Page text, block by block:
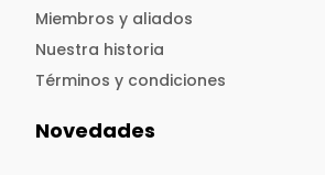
Miembros y aliados
Nuestra historia
Términos y condiciones
Novedades